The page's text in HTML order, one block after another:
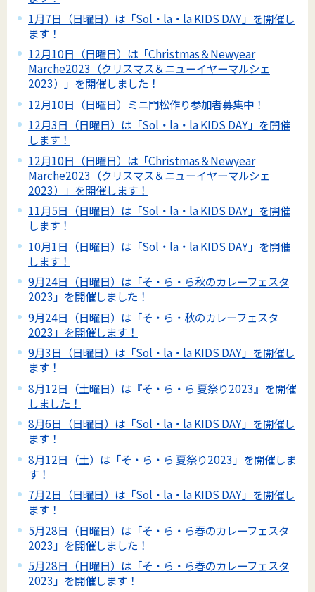
1月7日（日曜日）は「Sol・la・la KIDS DAY」を開催し
ます！
12月10日（日曜日）は「Christmas＆Newyear
Marche2023（クリスマス＆ニューイヤーマルシェ
2023）」を開催しました！
12月10日（日曜日）ミニ門松作り参加者募集中！
12月3日（日曜日）は「Sol・la・la KIDS DAY」を開催
します！
12月10日（日曜日）は「Christmas＆Newyear
Marche2023（クリスマス＆ニューイヤーマルシェ
2023）」を開催します！
11月5日（日曜日）は「Sol・la・la KIDS DAY」を開催
します！
10月1日（日曜日）は「Sol・la・la KIDS DAY」を開催
します！
9月24日（日曜日）は「そ・ら・ら秋のカレーフェスタ
2023」を開催しました！
9月24日（日曜日）は「そ・ら・秋のカレーフェスタ
2023」を開催します！
9月3日（日曜日）は「Sol・la・la KIDS DAY」を開催し
ます！
8月12日（土曜日）は『そ・ら・ら 夏祭り2023』を開催
しました！
8月6日（日曜日）は「Sol・la・la KIDS DAY」を開催し
ます！
8月12日（土）は「そ・ら・ら 夏祭り2023」を開催しま
す！
7月2日（日曜日）は「Sol・la・la KIDS DAY」を開催し
ます！
5月28日（日曜日）は「そ・ら・ら春のカレーフェスタ
2023」を開催しました！
5月28日（日曜日）は「そ・ら・ら春のカレーフェスタ
2023」を開催します！